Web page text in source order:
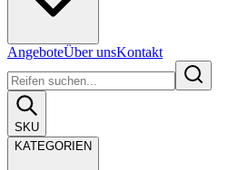
AngeboteÜber unsKontakt
SKU
KATEGORIEN